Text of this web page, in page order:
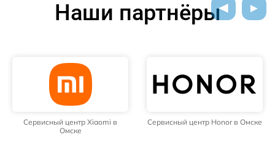
Наши партнёры
Сервисный центр Xiaomi в
Омске
Сервисный центр Honor в Омске